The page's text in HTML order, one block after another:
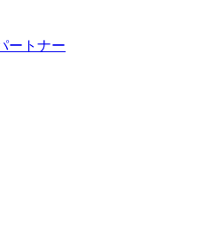
ートナー